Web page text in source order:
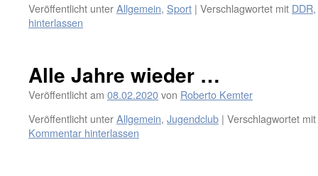
Veröffentlicht unterAllgemein, Sport | Verschlagwortet mit DDR,
hinterlassen
Alle Jahre wieder …
Veröffentlicht am 08.02.2020von Roberto Kemter
Veröffentlicht unterAllgemein, Jugendclub | Verschlagwortet mit
Kommentar hinterlassen